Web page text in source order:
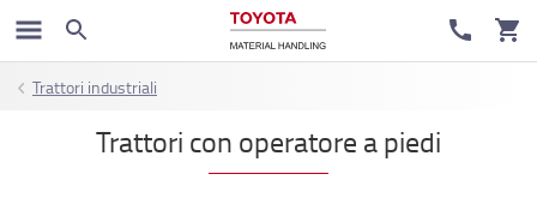
Trattori industriali
Trattori con operatore a piedi